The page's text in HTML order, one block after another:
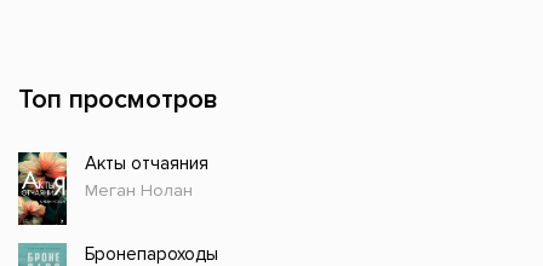
Топ просмотров
Акты отчаяния
Меган Нолан
Бронепароходы